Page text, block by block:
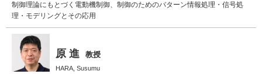
制御理論にもとづく電動機制御、制御のためのバターン情報処理・信号処
理・モデリングとその応用
原 進 教授
HARA, Susumu